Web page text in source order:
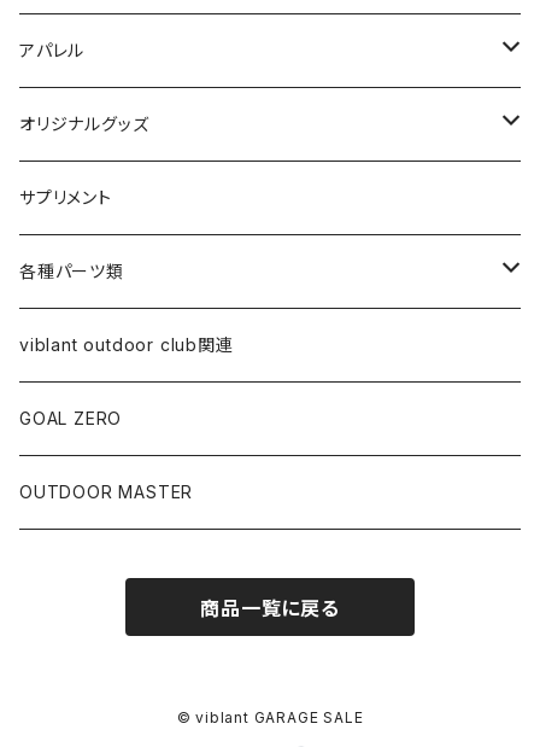
ケース類
食器類
オイルランプ
オイル
替え芯
クーラー・ジャグ
ジャグ
キッズ向け
ステッカー
アパレル
Tシャツ
帽子類
アウター系
スウェット
オリジナルグッズ
ステッカー
食器類
ケース類
バッグ類
サプリメント
各種パーツ類
コールマン関連
ペトロマックス関連
VAPALUX関連
viblant outdoor club関連
GOAL ZERO
OUTDOOR MASTER
商品一覧に戻る
© viblant GARAGE SALE